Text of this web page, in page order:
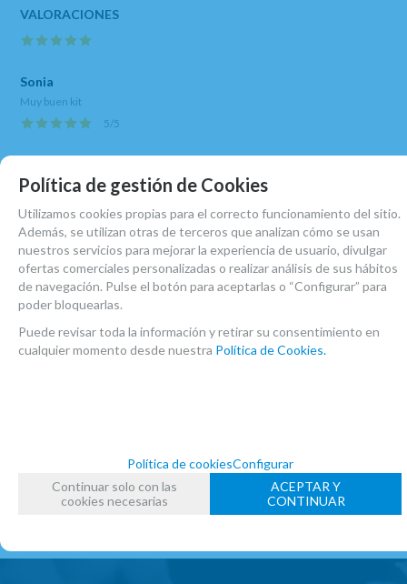
Sonia
Muy buen kit
5/5
MARCA
FAMILIAS RELACIONADAS
ACCESORIOS SAXO ALTO
ACCESORIOS SAXO TENOR SAXOFONES
LIMPIADORES LIMPIADORES
Política de gestión de Cookies
Utilizamos cookies propias para el correcto funcionamiento del sitio.
Además, se utilizan otras de terceros que analizan cómo se usan
nuestros servicios para mejorar la experiencia de usuario, divulgar
ofertas comerciales personalizadas o realizar análisis de sus hábitos
de navegación. Pulse el botón para aceptarlas o “Configurar” para
poder bloquearlas.
Puede revisar toda la información y retirar su consentimiento en
cualquier momento desde nuestra Política de Cookies.
Política de cookiesConfigurar
Continuar solo con las
cookies necesarias
ACEPTAR Y
CONTINUAR